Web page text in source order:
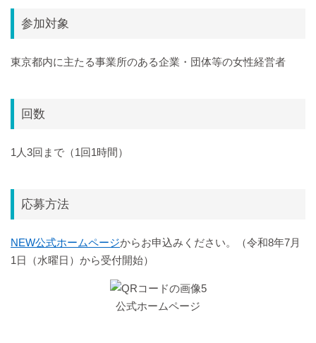
参加対象
東京都内に主たる事業所のある企業・団体等の女性経営者
回数
1人3回まで（1回1時間）
応募方法
NEW公式ホームページからお申込みください。（令和8年7月
1日（水曜日）から受付開始）
公式ホームページ